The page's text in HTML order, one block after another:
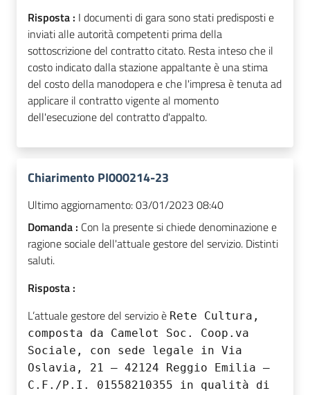
Risposta : I documenti di gara sono stati predisposti e
inviati alle autorità competenti prima della
sottoscrizione del contratto citato. Resta inteso che il
costo indicato dalla stazione appaltante è una stima
del costo della manodopera e che l'impresa è tenuta ad
applicare il contratto vigente al momento
dell'esecuzione del contratto d'appalto.
Chiarimento PI000214-23
Ultimo aggiornamento:03/01/2023 08:40
Domanda : Con la presente si chiede denominazione e
ragione sociale dell'attuale gestore del servizio. Distinti
saluti.
Risposta :
L’attuale gestore del servizio è Rete Cultura,
composta da Camelot Soc. Coop.va
Sociale, con sede legale in Via
Oslavia, 21 – 42124 Reggio Emilia –
C.F./P.I. 01558210355 in qualità di